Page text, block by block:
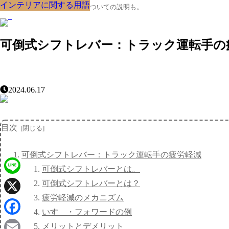
クルマの大辞典、購入･売却についての説明も。
可倒式シフトレバー：トラック運転手の
インテリアに関する用語
2024.06.17
目次
可倒式シフトレバー：トラック運転手の疲労軽減
可倒式シフトレバーとは。
可倒式シフトレバーとは？
疲労軽減のメカニズム
いすゞ・フォワードの例
メリットとデメリット
インテリアに関する用語
インテリアに関する用語
インテリアに関する用語
インテリアに関する用語
インテリアに関する用語
インテリアに関する用語
インテリアに関する用語
インテリアに関する用語
Line
X
Facebook